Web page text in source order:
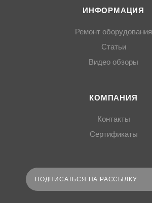
ИНФОРМАЦИЯ
Ремонт оборудования
Статьи
Видео обзоры
КОМПАНИЯ
Контакты
Сертификаты
ПОДПИСАТЬСЯ НА РАССЫЛКУ